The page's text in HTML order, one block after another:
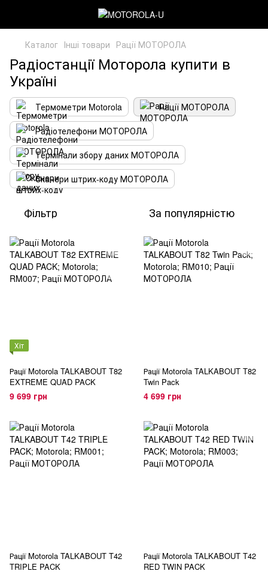
Каталог Інші товари Рації МОТОРОЛА
Радіостанції Моторола купити в
Україні
Термометри Motorola
Рації МОТОРОЛА
Радіотелефони МОТОРОЛА
Термінали збору даних МОТОРОЛА
Сканери штрих-коду МОТОРОЛА
Фільтр За популярністю
Хіт
Рації Motorola TALKABOUT T82
EXTREME QUAD PACK
9 699 грн
Рації Motorola TALKABOUT T82
Twin Pack
4 699 грн
Рації Motorola TALKABOUT T42
TRIPLE PACK
Рації Motorola TALKABOUT T42
RED TWIN PACK